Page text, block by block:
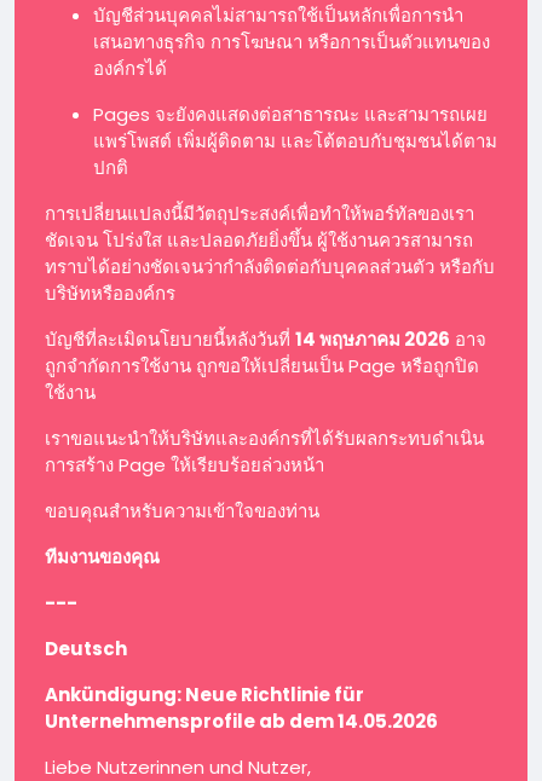
บัญชีส่วนบุคคลไม่สามารถใช้เป็นหลักเพื่อการนำ
เสนอทางธุรกิจ การโฆษณา หรือการเป็นตัวแทนของ
องค์กรได้
Pages จะยังคงแสดงต่อสาธารณะ และสามารถเผย
แพร่โพสต์ เพิ่มผู้ติดตาม และโต้ตอบกับชุมชนได้ตาม
ปกติ
การเปลี่ยนแปลงนี้มีวัตถุประสงค์เพื่อทำให้พอร์ทัลของเรา
ชัดเจน โปร่งใส และปลอดภัยยิ่งขึ้น ผู้ใช้งานควรสามารถ
ทราบได้อย่างชัดเจนว่ากำลังติดต่อกับบุคคลส่วนตัว หรือกับ
บริษัทหรือองค์กร
บัญชีที่ละเมิดนโยบายนี้หลังวันที่ 14 พฤษภาคม 2026 อาจ
ถูกจำกัดการใช้งาน ถูกขอให้เปลี่ยนเป็น Page หรือถูกปิด
ใช้งาน
เราขอแนะนำให้บริษัทและองค์กรที่ได้รับผลกระทบดำเนิน
การสร้าง Page ให้เรียบร้อยล่วงหน้า
ขอบคุณสำหรับความเข้าใจของท่าน
ทีมงานของคุณ
---
Deutsch
Ankündigung: Neue Richtlinie für
Unternehmensprofile ab dem 14.05.2026
Liebe Nutzerinnen und Nutzer,